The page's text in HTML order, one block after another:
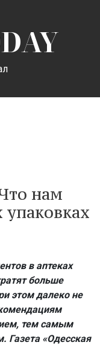
нам
в аптеках
больше
этом далеко не
тем самым
Газета «Одесская